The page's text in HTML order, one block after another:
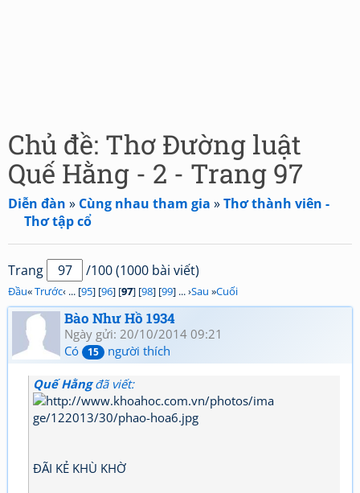
Chủ đề: Thơ Đường luật
Quế Hằng - 2 - Trang 97
Diễn đàn » Cùng nhau tham gia »Thơ thành viên -
Thơ tập cổ
Trang /100 (1000 bài viết)
Đầu«Trước‹ ... [95] [96] [97] [98] [99] ... ›Sau »Cuối
Bào Như Hồ 1934
Ngày gửi: 20/10/2014 09:21
Có
15 người thích
Quế Hằngđã viết:
ĐÃI KẺ KHÙ KHỜ